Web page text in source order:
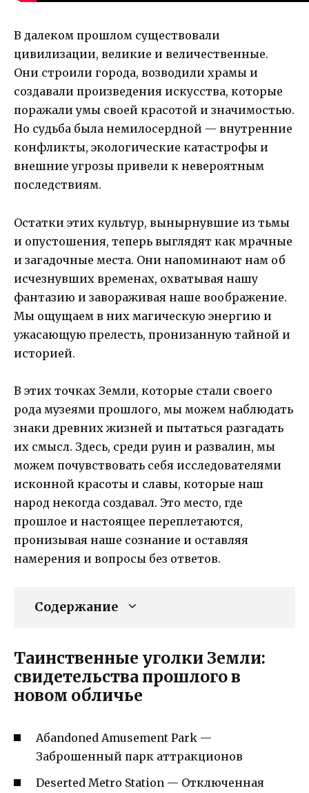
В далеком прошлом существовали
цивилизации, великие и величественные.
Они строили города, возводили храмы и
создавали произведения искусства, которые
поражали умы своей красотой и значимостью.
Но судьба была немилосердной — внутренние
конфликты, экологические катастрофы и
внешние угрозы привели к невероятным
последствиям.
Остатки этих культур, вынырнувшие из тьмы
и опустошения, теперь выглядят как мрачные
и загадочные места. Они напоминают нам об
исчезнувших временах, охватывая нашу
фантазию и завораживая наше воображение.
Мы ощущаем в них магическую энергию и
ужасающую прелесть, пронизанную тайной и
историей.
В этих точках Земли, которые стали своего
рода музеями прошлого, мы можем наблюдать
знаки древних жизней и пытаться разгадать
их смысл. Здесь, среди руин и развалин, мы
можем почувствовать себя исследователями
исконной красоты и славы, которые наш
народ некогда создавал. Это место, где
прошлое и настоящее переплетаются,
пронизывая наше сознание и оставляя
намерения и вопросы без ответов.
Содержание
Таинственные уголки Земли:
свидетельства прошлого в
новом обличье
Абandoned Amusement Park —
Заброшенный парк аттракционов
Deserted Metro Station — Отключенная